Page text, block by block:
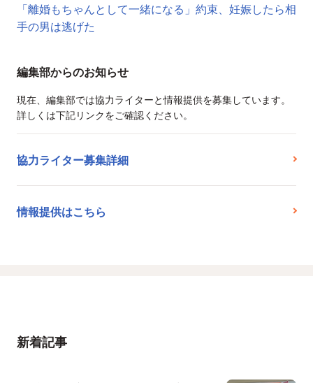
「離婚もちゃんとして一緒になる」約束、妊娠したら相
手の男は逃げた
編集部からのお知らせ
現在、編集部では協力ライターと情報提供を募集しています。
詳しくは下記リンクをご確認ください。
協力ライター募集詳細
情報提供はこちら
新着記事